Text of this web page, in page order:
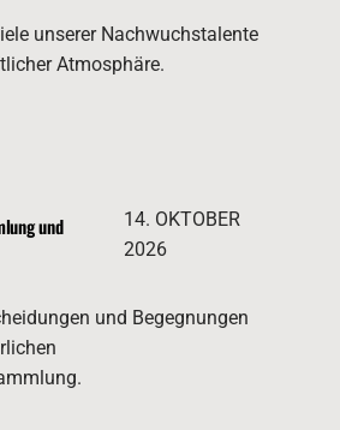
unserer Nachwuchstalente
Atmosphäre.
und
14. OKTOBER
2026
und Begegnungen